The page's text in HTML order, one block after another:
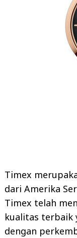
Timex
dari Amerika
Timex telah
kualitas terbaik
dengan